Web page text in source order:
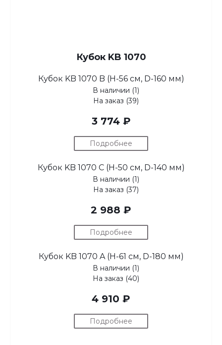
Кубок KB 1070
Кубок KB 1070 B (H-56 см, D-160 мм)
В наличии (1)
На заказ (39)
3 774 ₽
Подробнее
Кубок KB 1070 C (H-50 см, D-140 мм)
В наличии (1)
На заказ (37)
2 988 ₽
Подробнее
Кубок KB 1070 A (H-61 см, D-180 мм)
В наличии (1)
На заказ (40)
4 910 ₽
Подробнее